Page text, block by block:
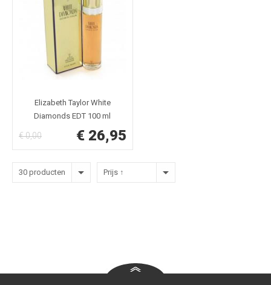
Elizabeth Taylor White
Diamonds EDT 100 ml
€ 0,00 € 26,95
30 producten Prijs ↑